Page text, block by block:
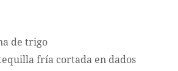
de trigo
fría cortada en dados